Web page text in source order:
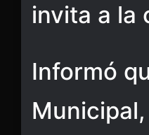
invita a la
Informó